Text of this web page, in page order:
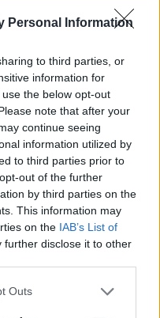
Personal Information
to third parties, or
information for
the below opt-out
note that after your
continue seeing
information utilized by
to third parties prior to
out of the further
by third parties on the
This information may
on the IAB’s List of
further disclose it to other
one or more Google
Outs
οδηγηθεί από την
και τις εισφορές
τις
επιδόματα και
να παραμείνει
το 153,1% του
το 2026. Κυρίως